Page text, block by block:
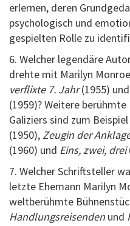
erlernen, deren
psychologisch und
gespielten Rolle zu
6. Welcher legendäre
drehte mit Marilyn
verflixte 7. Jahr(1955) und
(1959)? Weitere
Galiziers sind zum Beispiel
(1950), Zeugin der
(1960) und Eins, zwei, drei
7. Welcher Schriftsteller
letzte Ehemann Marilyn
weltberühmte
Handlungsreisenden und